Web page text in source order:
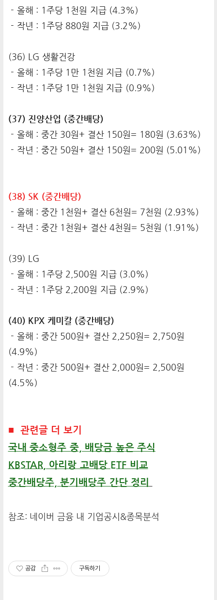
- 올해 : 1주당 1천원 지급 (4.3%)
- 작년 : 1주당 880원 지급 (3.2%)
(36) LG 생활건강
- 올해 : 1주당 1만 1천원 지급 (0.7%)
- 작년 : 1주당 1만 1천원 지급 (0.9%)
(37) 진양산업 (중간배당)
- 올해 : 중간 30원+ 결산 150원= 180원 (3.63%)
- 작년 : 중간 50원+ 결산 150원= 200원 (5.01%)
(38) SK (중간배당)
- 올해 : 중간 1천원+ 결산 6천원= 7천원 (2.93%)
- 작년 : 중간 1천원+ 결산 4천원= 5천원 (1.91%)
(39) LG
- 올해 : 1주당 2,500원 지급 (3.0%)
- 작년 : 1주당 2,200원 지급 (2.9%)
(40) KPX 케미칼 (중간배당)
- 올해 : 중간 500원+ 결산 2,250원= 2,750원
(4.9%)
- 작년 : 중간 500원+ 결산 2,000원= 2,500원
(4.5%)
■ 관련글 더 보기
국내 중소형주 중, 배당금 높은 주식
KBSTAR, 아리랑 고배당 ETF 비교
중간배당주, 분기배당주 간단 정리
참조: 네이버 금융 내 기업공시&종목분석
공감 구독하기